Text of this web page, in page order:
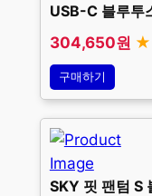
USB-C 블루투
304,650원
구매하기
SKY 핏 팬텀 S